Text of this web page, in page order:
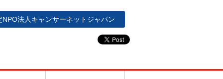
NPO法人 キャンサーネットジャパン